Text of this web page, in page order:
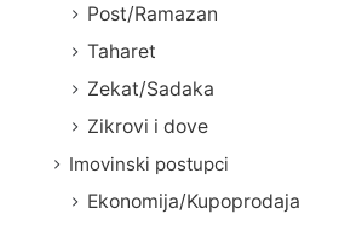
Post/Ramazan
Taharet
Zekat/Sadaka
Zikrovi i dove
Imovinski postupci
Ekonomija/Kupoprodaja